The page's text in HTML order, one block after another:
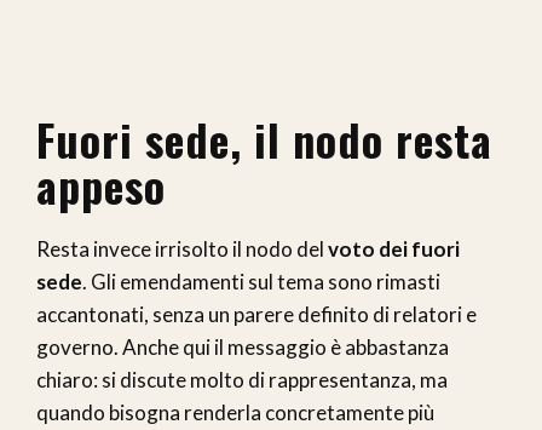
Fuori sede, il nodo resta
appeso
Resta invece irrisolto il nodo delvoto dei fuori
sede. Gli emendamenti sul tema sono rimasti
accantonati, senza un parere definito di relatori e
governo. Anche qui il messaggio è abbastanza
chiaro: si discute molto di rappresentanza, ma
quando bisogna renderla concretamente più